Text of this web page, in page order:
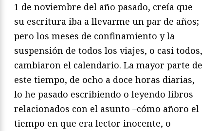
1 de noviembre del año pasado, creía que
su escritura iba a llevarme un par de años;
pero los meses de confinamiento y la
suspensión de todos los viajes, o casi todos,
cambiaron el calendario. La mayor parte de
este tiempo, de ocho a doce horas diarias,
lo he pasado escribiendo o leyendo libros
relacionados con el asunto –cómo añoro el
tiempo en que era lector inocente, o